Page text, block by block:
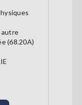
(68.20A)